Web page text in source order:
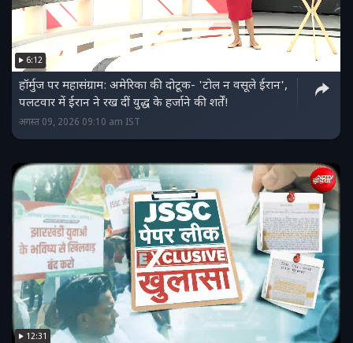
6:12
हॉर्मुज पर महासंग्राम: अमेरिका की दोटूक- 'टोल न वसूले ईरान',
पलटवार में ईरान ने रख दीं युद्ध के हर्जाने की शर्तें!
अगस्त 09, 2026 09:10 am IST
12:31